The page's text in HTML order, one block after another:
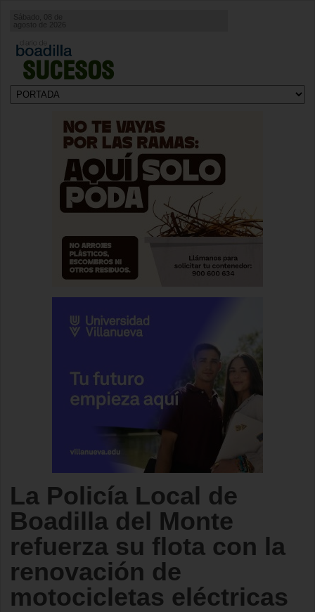
SUCESOS
Sábado, 08 de
agosto de 2026
La Policía Local de
Boadilla del Monte
refuerza su flota con la
renovación de
motocicletas eléctricas